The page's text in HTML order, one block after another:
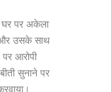
घर पर अकेला
उसके साथ
आरोपी
सुनाने पर